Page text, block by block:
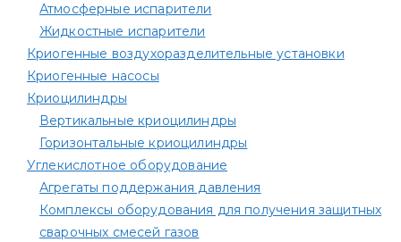
Атмосферные испарители
Жидкостные испарители
Криогенные воздухоразделительные установки
Криогенные насосы
Криоцилиндры
Вертикальные криоцилиндры
Горизонтальные криоцилиндры
Углекислотное оборудование
Агрегаты поддержания давления
Комплексы оборудования для получения защитных
сварочных смесей газов